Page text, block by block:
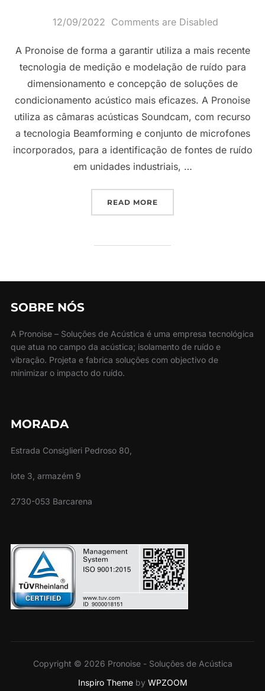
Posted
12/09/2022 Comments are Disabled
A Pronoise de forma a garantir utiliza a mais recente
tecnologia de medição e modelação de ruído para
dimensionamento e concepção de soluções de
condicionamento acústico mais eficazes. A Pronoise
utiliza as câmaras acústicas Soundcam, com recurso
a tecnologia Beamforming e conjunto de microfones
incorporados, para a identificação de fontes de ruído
em unidades industriais, …
READ MORE
SOBRE NÓS
A Pronoise – Soluções de Acústica é uma empresa tecnológica
que atua no campo da acústica; isolamento de ruído e
vibração. Projeta e fabrica soluções com objectivo de
minimizar o impacto do ruído.
MORADA
Estrada Consiglieri Pedroso 80,
lote 3, armazém 9
2730-053 Barcarena
Copyright © 2026 Pronoise - Soluções de Acústica
Inspiro Themeby WPZOOM